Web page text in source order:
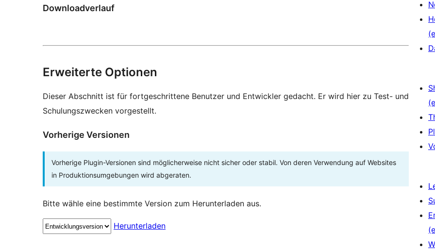
Downloadverlauf
Erweiterte Optionen
Dieser Abschnitt ist für fortgeschrittene Benutzer und Entwickler gedacht. Er wird hier zu Test- und
Schulungszwecken vorgestellt.
Vorherige Versionen
Vorherige Plugin-Versionen sind möglicherweise nicht sicher oder stabil. Von deren Verwendung auf Websites
in Produktionsumgebungen wird abgeraten.
Bitte wähle eine bestimmte Version zum Herunterladen aus.
Herunterladen